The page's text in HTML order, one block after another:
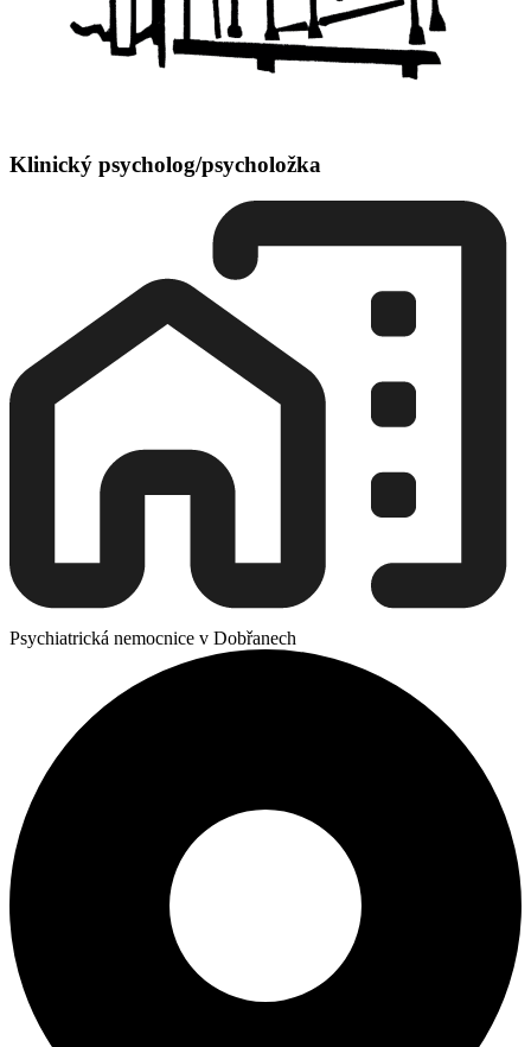
Klinický psycholog/psycholožka
Psychiatrická nemocnice v Dobřanech